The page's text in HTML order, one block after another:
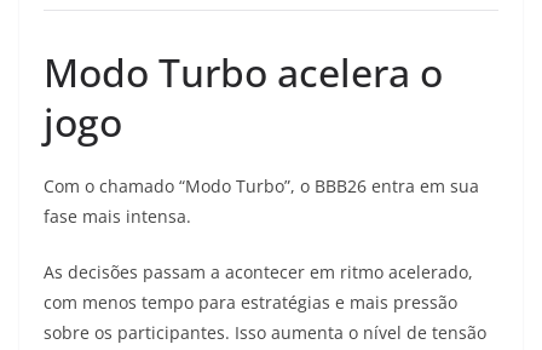
Modo Turbo acelera o
jogo
Com o chamado “Modo Turbo”, o BBB26 entra em sua
fase mais intensa.
As decisões passam a acontecer em ritmo acelerado,
com menos tempo para estratégias e mais pressão
sobre os participantes. Isso aumenta o nível de tensão